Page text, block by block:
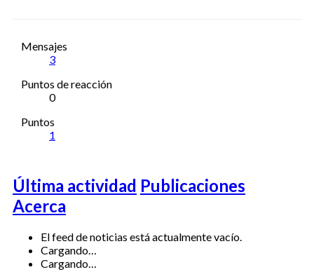
Mensajes
3
Puntos de reacción
0
Puntos
1
Última actividad Publicaciones
Acerca
El feed de noticias está actualmente vacío.
Cargando…
Cargando…